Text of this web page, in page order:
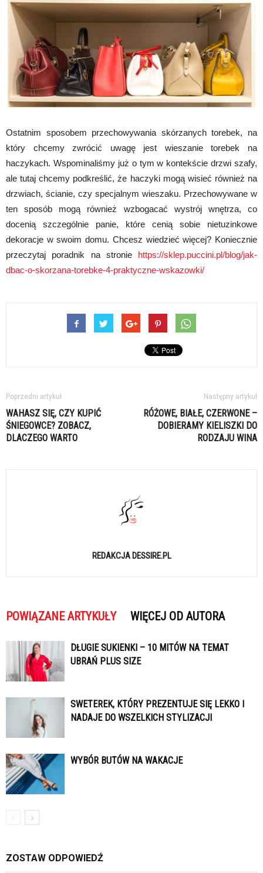
Ostatnim sposobem przechowywania skórzanych torebek, na
który chcemy zwrócić uwagę jest wieszanie torebek na
haczykach. Wspominaliśmy już o tym w kontekście drzwi szafy,
ale tutaj chcemy podkreślić, że haczyki mogą wisieć również na
drzwiach, ścianie, czy specjalnym wieszaku. Przechowywane w
ten sposób mogą również wzbogacać wystrój wnętrza, co
docenią szczególnie panie, które cenią sobie nietuzinkowe
dekoracje w swoim domu. Chcesz wiedzieć więcej? Koniecznie
przeczytaj poradnik na stronie https://sklep.puccini.pl/blog/jak-
dbac-o-skorzana-torebke-4-praktyczne-wskazowki/
Poprzedni artykuł
WAHASZ SIĘ, CZY KUPIĆ
ŚNIEGOWCE? ZOBACZ,
DLACZEGO WARTO
Następny artykuł
RÓŻOWE, BIAŁE, CZERWONE –
DOBIERAMY KIELISZKI DO
RODZAJU WINA
REDAKCJA DESSIRE.PL
POWIĄZANE ARTYKUŁY WIĘCEJ OD AUTORA
DŁUGIE SUKIENKI – 10 MITÓW NA TEMAT
UBRAŃ PLUS SIZE
SWETEREK, KTÓRY PREZENTUJE SIĘ LEKKO I
NADAJE DO WSZELKICH STYLIZACJI
WYBÓR BUTÓW NA WAKACJE
ZOSTAW ODPOWIEDŹ